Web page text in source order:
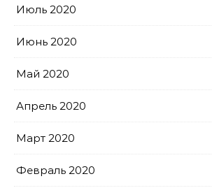
Июль 2020
Июнь 2020
Май 2020
Апрель 2020
Март 2020
Февраль 2020